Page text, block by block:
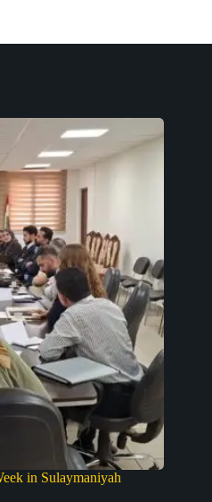
in Sulaymaniyah